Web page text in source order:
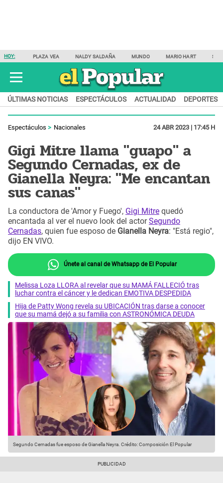
HOY: PLAZA VEA NALDY SALDAÑA MUNDO MARIO HART
ÚLTIMAS NOTICIAS ESPECTÁCULOS ACTUALIDAD DEPORTES
Espectáculos Nacionales 24 ABR 2023 | 17:45 H
Gigi Mitre llama "guapo" a
Segundo Cernadas, ex de
Gianella Neyra: "Me encantan
sus canas"
La conductora de 'Amor y Fuego', Gigi Mitre quedó
encantada al ver el nuevo look del actorSegundo
Cernadas, quien fue esposo de Gianella Neyra: "Está regio",
dijo EN VIVO.
Únete al canal de Whatsapp de El Popular
Melissa Loza LLORA al revelar que su MAMÁ FALLECIÓ tras
luchar contra el cáncer y le dedican EMOTIVA DESPEDIDA
Hija de Patty Wong revela su UBICACIÓN tras darse a conocer
que su mamá dejó a su familia con ASTRONÓMICA DEUDA
Segundo Cernadas fue esposo de Gianella Neyra. Crédito: Composición El Popular